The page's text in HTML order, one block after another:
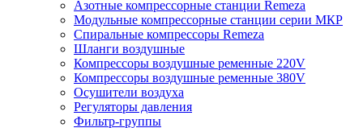
Азотные компрессорные станции Remeza
Модульные компрессорные станции серии МКР
Спиральные компрессоры Remeza
Шланги воздушные
Компрессоры воздушные ременные 220V
Компрессоры воздушные ременные 380V
Осушители воздуха
Регуляторы давления
Фильтр-группы